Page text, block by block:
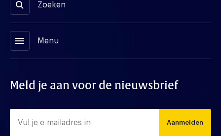
Zoeken
menu Menu
Meld je aan voor de nieuwsbrief
Aanmelden